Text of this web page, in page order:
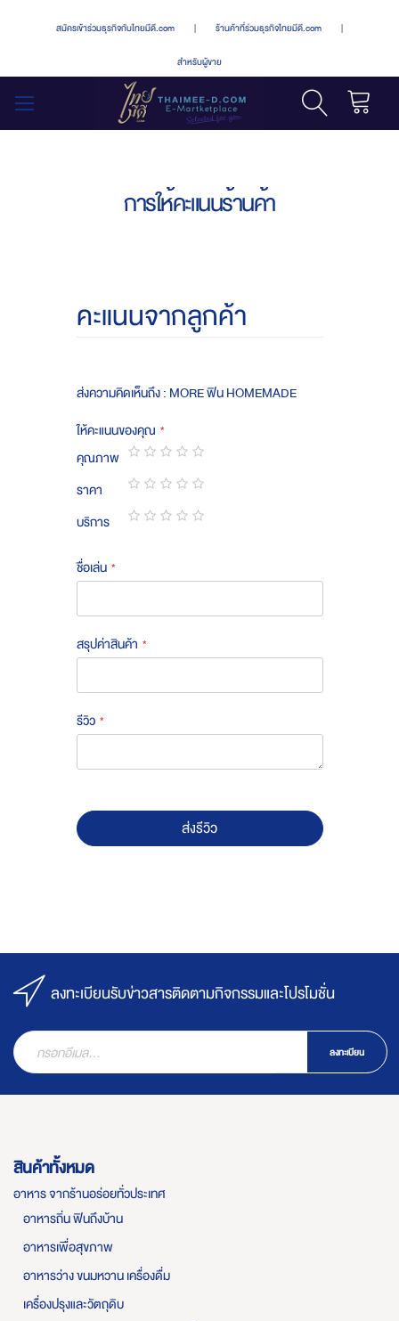
สมัครเข้าร่วมธุรกิจกับไทยมีดี.com | ร้านค้าที่ร่วมธุรกิจไทยมีดี.com |
สำหรับผู้ขาย
การให้คะแนนร้านค้า
คะแนนจากลูกค้า
ส่งความคิดเห็นถึง : MORE ฟิน HOMEMADE
ให้คะแนนของคุณ
คุณภาพ
1
star
2
stars
3
stars
4
stars
5
stars
ราคา
1
star
2
stars
3
stars
4
stars
5
stars
บริการ
ชื่อเล่น
สรุปค่าสินค้า
รีวิว
ส่งรีวิว
ลงทะเบียนรับข่าวสารติดตามกิจกรรมและโปรโมชั่น
ลงทะเบียน
สินค้าทั้งหมด
อาหาร จากร้านอร่อยทั่วประเทศ
อาหารถิ่น ฟินถึงบ้าน
อาหารเพื่อสุขภาพ
อาหารว่าง ขนมหวาน เครื่องดื่ม
เครื่องปรุงและวัตถุดิบ